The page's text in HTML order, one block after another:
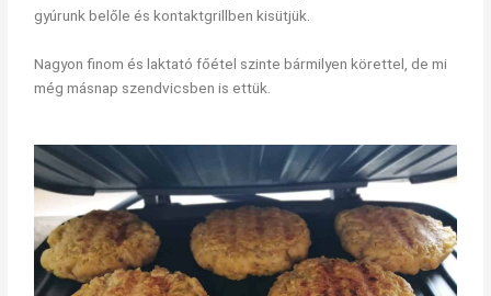
gyúrunk belőle és kontaktgrillben kisütjük.
Nagyon finom és laktató főétel szinte bármilyen körettel, de mi
még másnap szendvicsben is ettük.